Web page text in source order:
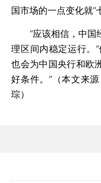
国市场的一点变化就“
“应该相信，中国
理区间内稳定运行。
也会为中国央行和欧
好条件。”（本文来
琮）